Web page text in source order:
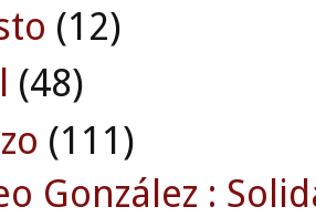
(12)
(48)
(111)
González :